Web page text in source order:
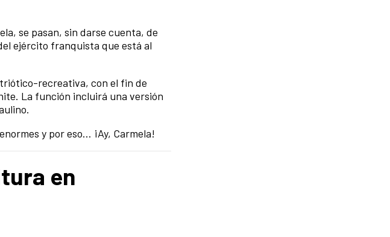
se pasan, sin darse cuenta, de
ejército franquista que está al
recreativa, con el fin de
La función incluirá una versión
y por eso… ¡Ay, Carmela!
en